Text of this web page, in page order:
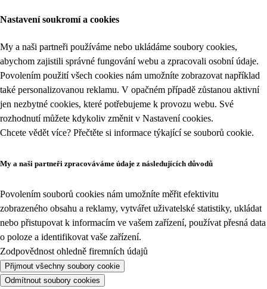
Nastavení soukromí a cookies
My a naši partneři používáme nebo ukládáme soubory cookies,
abychom zajistili správné fungování webu a zpracovali osobní údaje.
Povolením použití všech cookies nám umožníte zobrazovat například
také personalizovanou reklamu. V opačném případě zůstanou aktivní
jen nezbytné cookies, které potřebujeme k provozu webu. Své
rozhodnutí můžete kdykoliv změnit v Nastavení cookies.
Chcete vědět více? Přečtěte si informace týkající se souborů cookie.
My a naši partneři zpracováváme údaje z následujících důvodů
Povolením souborů cookies nám umožníte měřit efektivitu
zobrazeného obsahu a reklamy, vytvářet uživatelské statistiky, ukládat
nebo přistupovat k informacím ve vašem zařízení, používat přesná data
o poloze a identifikovat vaše zařízení.
Zodpovědnost ohledně firemních údajů
Přijmout všechny soubory cookie
Odmítnout soubory cookies